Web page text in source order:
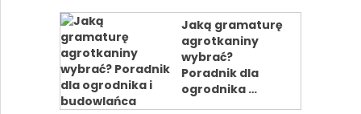
Jaką gramaturę
agrotkaniny
wybrać?
Poradnik dla
ogrodnika …